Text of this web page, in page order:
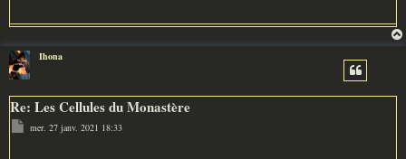
Ihona
Re: Les Cellules du Monastère
M
e
mer. 27 janv. 2021 18:33